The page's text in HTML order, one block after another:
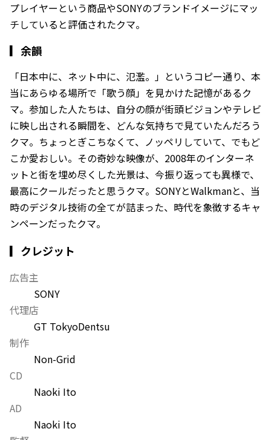
プレイヤーという商品やSONYのブランドイメージにマッ
チしていると評価されたクマ。
▎ 余韻
「日本中に、ネット中に、氾濫。」というコピー通り、本
当にあらゆる場所で「歌う顔」を見かけた記憶があるク
マ。参加した人たちは、自分の顔が街頭ビジョンやテレビ
に映し出される瞬間を、どんな気持ちで見ていたんだろう
クマ。ちょっとぎこちなくて、ノッペリしていて、でもど
こか愛おしい。その奇妙な映像が、2008年のインターネ
ットと街を埋め尽くした光景は、今振り返っても異様で、
最高にクールだったと思うクマ。SONYとWalkmanと、当
時のデジタル技術の全てが詰まった、時代を象徴するキャ
ンペーンだったクマ。
▎クレジット
広告主
SONY
代理店
GT TokyoDentsu
制作
Non-Grid
CD
Naoki Ito
AD
Naoki Ito